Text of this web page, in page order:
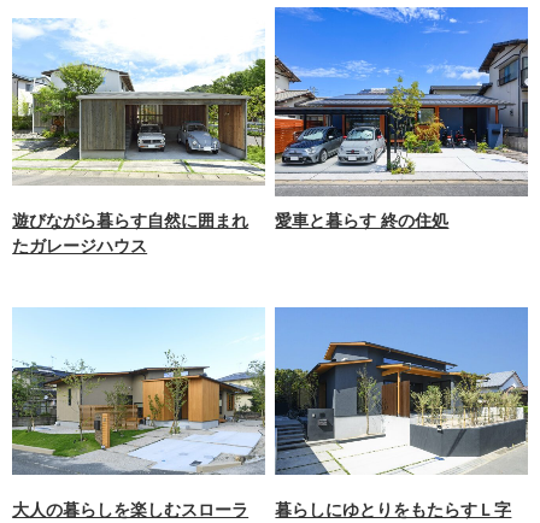
遊びながら暮らす自然に囲まれ
たガレージハウス
愛車と暮らす 終の住処
大人の暮らしを楽しむスローラ
暮らしにゆとりをもたらすＬ字